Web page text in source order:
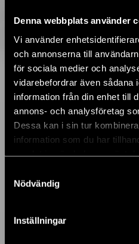
Denna webbplats använder
Vi använder
och annonserna till
för sociala medier och
vidarebefordrar även sådana
information från din enhet till
annons- och analysföretag
Dessa kan i sin tur
information som du har
Nödvändig
Inställningar
Flow Festival släppte
16.5.2019 12:48
Tvåspråkiga Raseborg
toppnamn till Karis
Sverige ›
jubileumsturné till
14.3.2019 10:00